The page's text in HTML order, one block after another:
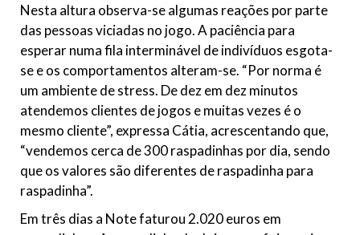
Nesta altura observa-se algumas reações por parte
das pessoas viciadas no jogo. A paciência para
esperar numa fila interminável de indivíduos esgota-
se e os comportamentos alteram-se. “Por norma é
um ambiente de stress. De dez em dez minutos
atendemos clientes de jogos e muitas vezes é o
mesmo cliente”, expressa Cátia, acrescentando que,
“vendemos cerca de 300 raspadinhas por dia, sendo
que os valores são diferentes de raspadinha para
raspadinha”.
Em três dias a Note faturou 2.020euros em